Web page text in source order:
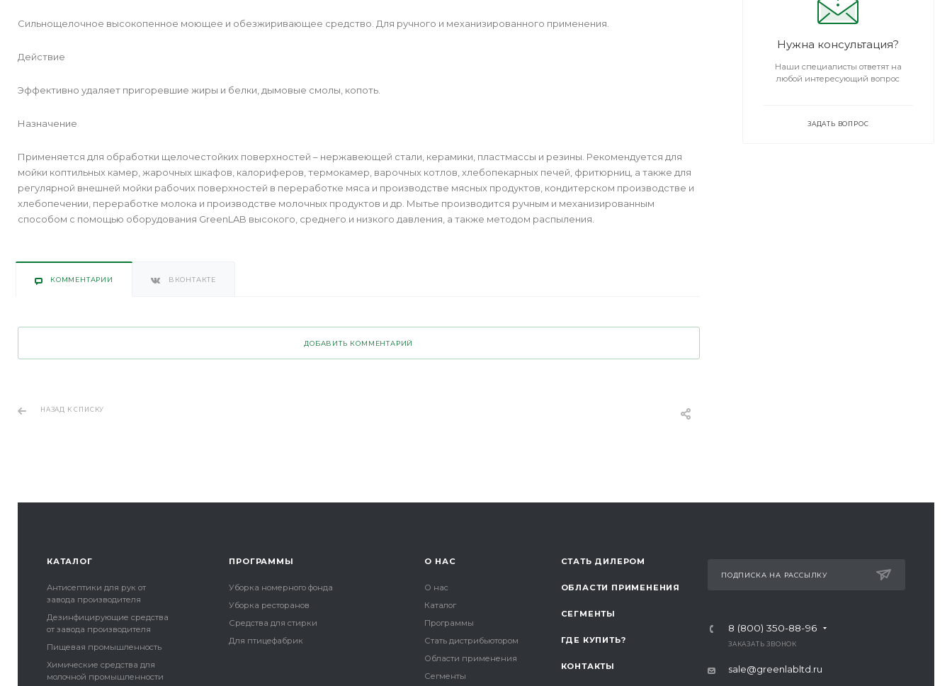
Нужна консультация?
Наши специалисты ответят на
любой интересующий вопрос
ЗАДАТЬ ВОПРОС
Сильнощелочное высокопенное моющее и обезжиривающее средство. Для ручного и механизированного применения.
Действие
Эффективно удаляет пригоревшие жиры и белки, дымовые смолы, копоть.
Назначение
Применяется для обработки щелочестойких поверхностей – нержавеющей стали, керамики, пластмассы и резины. Рекомендуется для
мойки коптильных камер, жарочных шкафов, калориферов, термокамер, варочных котлов, хлебопекарных печей, фритюрниц, а также для
регулярной внешней мойки рабочих поверхностей в переработке мяса и производстве мясных продуктов, кондитерском производстве и
хлебопечении, переработке молока и производстве молочных продуктов и др. Мытье производится ручным и механизированным
способом с помощью оборудования GreenLAB высокого, среднего и низкого давления, а также методом распыления.
КОММЕНТАРИИ ВКОНТАКТЕ
ДОБАВИТЬ КОММЕНТАРИЙ
НАЗАД К СПИСКУ
КАТАЛОГ
Антисептики для рук от
завода производителя
Дезинфицирующие средства
от завода производителя
Пищевая промышленность
Химические средства для
молочной промышленности
ПРОГРАММЫ
Уборка номерного фонда
Уборка ресторанов
Средства для стирки
Для птицефабрик
О НАС
О нас
Каталог
Программы
Стать дистрибьютором
Области применения
Сегменты
СТАТЬ ДИЛЕРОМ
ОБЛАСТИ ПРИМЕНЕНИЯ
СЕГМЕНТЫ
ГДЕ КУПИТЬ?
КОНТАКТЫ
ПОДПИСКА НА РАССЫЛКУ
8 (800) 350-88-96
ЗАКАЗАТЬ ЗВОНОК
sale@greenlabltd.ru